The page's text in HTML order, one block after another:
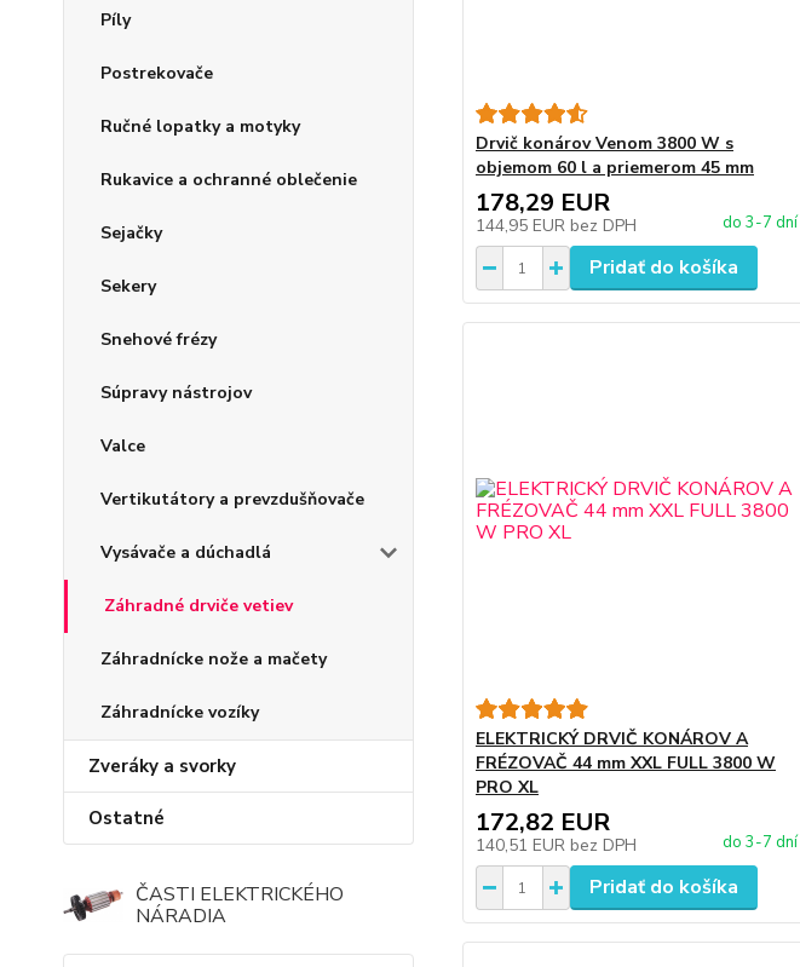
Píly
Postrekovače
Ručné lopatky a motyky
Rukavice a ochranné oblečenie
Sejačky
Sekery
Snehové frézy
Súpravy nástrojov
Valce
Vertikutátory a prevzdušňovače
Vysávače a dúchadlá
Záhradné drviče vetiev
Záhradnícke nože a mačety
Záhradnícke vozíky
Zveráky a svorky
Ostatné
ČASTI ELEKTRICKÉHO
NÁRADIA
Drvič konárov Venom 3800 W s
objemom 60 l a priemerom 45 mm
178,29 EUR
144,95 EUR bez DPH do 3-7 dní
Pridať do košíka
ELEKTRICKÝ DRVIČ KONÁROV A
FRÉZOVAČ 44 mm XXL FULL 3800 W
PRO XL
172,82 EUR
140,51 EUR bez DPH do 3-7 dní
Pridať do košíka